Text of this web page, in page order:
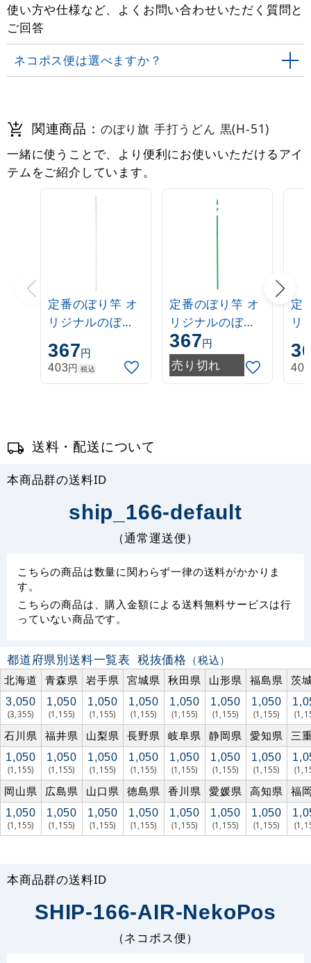
使い方や仕様など、よくお問い合わせいただく質問と
ご回答
ネコポス便は選べますか？
関連商品： のぼり旗 手打うどん 黒(H-51)
一緒に使うことで、より便利にお使いいただけるアイ
テムをご紹介しています。
定番のぼり竿 オ
リジナルのぼり
ポール 1.6～3m
伸縮式 白
(30537***)
367円
403円 税込
定番のぼり竿 オ
リジナルのぼり
ポール 1.6～3m
伸縮式 緑
(30537GRN)
367円
売り切れ
定
リ
ポ
伸
403
送料・配送について
本商品群の送料ID
ship_166-default
（通常運送便）
こちらの商品は数量に関わらず一律の送料がかかりま
す。
こちらの商品は、購入金額による送料無料サービスは行
っていない商品です。
都道府県別送料一覧表 税抜価格 （税込）
北海道
青森県 岩手県 宮城県 秋田県 山形県 福島県 茨
3,050
(3,355)
1,050
(1,155)
1,050
(1,155)
1,050
(1,155)
1,050
(1,155)
1,050
(1,155)
1,050
(1,155)
石川県 福井県 山梨県 長野県 岐阜県 静岡県 愛知県 三
1,050
(1,155)
1,050
(1,155)
1,050
(1,155)
1,050
(1,155)
1,050
(1,155)
1,050
(1,155)
1,050
(1,155)
岡山県 広島県 山口県 徳島県 香川県 愛媛県 高知県 福
1,050
(1,155)
1,050
(1,155)
1,050
(1,155)
1,050
(1,155)
1,050
(1,155)
1,050
(1,155)
1,050
(1,155)
本商品群の送料ID
SHIP-166-AIR-NekoPos
（ネコポス便）